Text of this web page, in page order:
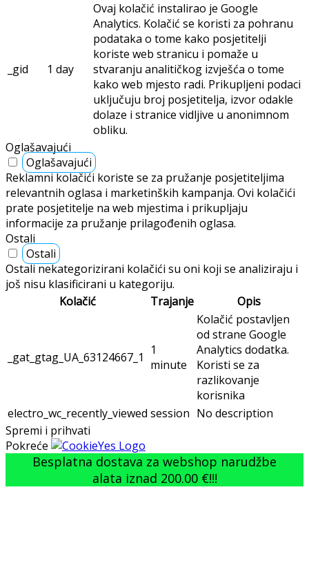
_gid 1 day
Ovaj kolačić instalirao je Google
Analytics. Kolačić se koristi za pohranu
podataka o tome kako posjetitelji
koriste web stranicu i pomaže u
stvaranju analitičkog izvješća o tome
kako web mjesto radi. Prikupljeni podaci
uključuju broj posjetitelja, izvor odakle
dolaze i stranice vidljive u anonimnom
obliku.
Oglašavajući
Oglašavajući
Reklamni kolačići koriste se za pružanje posjetiteljima
relevantnih oglasa i marketinških kampanja. Ovi kolačići
prate posjetitelje na web mjestima i prikupljaju
informacije za pružanje prilagođenih oglasa.
Ostali
Ostali
Ostali nekategorizirani kolačići su oni koji se analiziraju i
još nisu klasificirani u kategoriju.
Kolačić
Trajanje Opis
_gat_gtag_UA_63124667_1
1
minute
Kolačić postavljen
od strane Google
Analytics dodatka.
Koristi se za
razlikovanje
korisnika
electro_wc_recently_viewed session No description
Spremi i prihvati
Pokreće